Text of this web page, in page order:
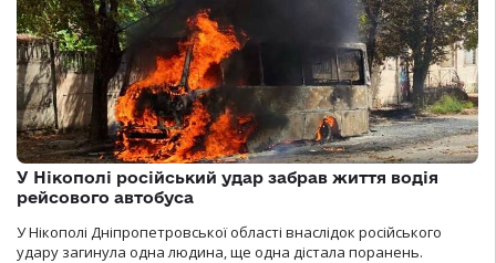
У Нікополі російський удар забрав життя водія
рейсового автобуса
У Нікополі Дніпропетровської області внаслідок російського
удару загинула одна людина, ще одна дістала поранень.